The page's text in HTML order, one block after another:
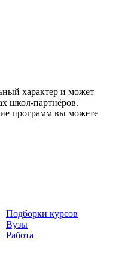
характер и может
школ-партнёров.
программ вы можете
Подборки курсов
Вузы
Работа